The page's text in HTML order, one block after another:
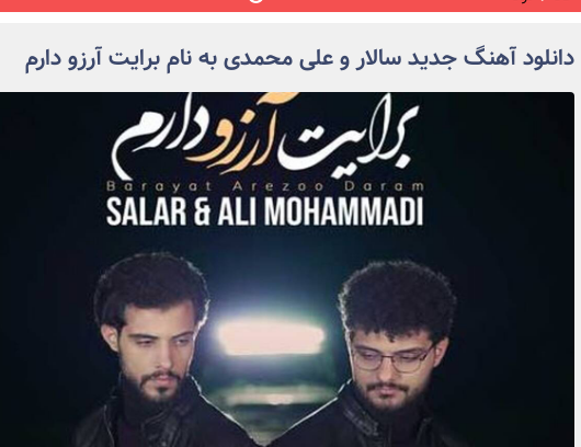
دانلود آهنگ جدید سالار و علی محمدی به نام برایت آرزو دارم